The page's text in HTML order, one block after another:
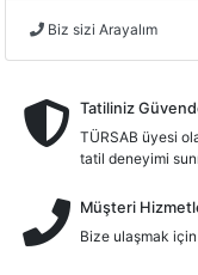
Biz sizi Arayalım
Tatiliniz
TÜRSAB üyesi
tatil deneyimi
Müşteri
Bize ulaşmak için